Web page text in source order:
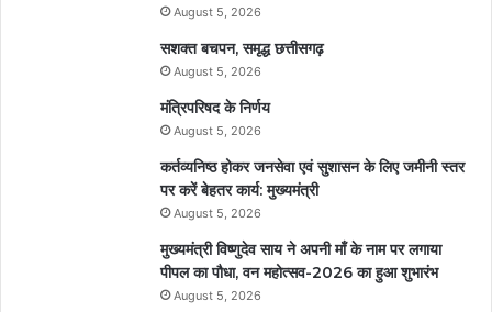
August 5, 2026
सशक्त बचपन, समृद्ध छत्तीसगढ़
August 5, 2026
मंत्रिपरिषद के निर्णय
August 5, 2026
कर्तव्यनिष्ठ होकर जनसेवा एवं सुशासन के लिए जमीनी स्तर
पर करें बेहतर कार्य: मुख्यमंत्री
August 5, 2026
मुख्यमंत्री विष्णुदेव साय ने अपनी माँ के नाम पर लगाया
पीपल का पौधा, वन महोत्सव-2026 का हुआ शुभारंभ
August 5, 2026